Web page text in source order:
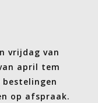
vrijdag van
april tem
op afspraak.